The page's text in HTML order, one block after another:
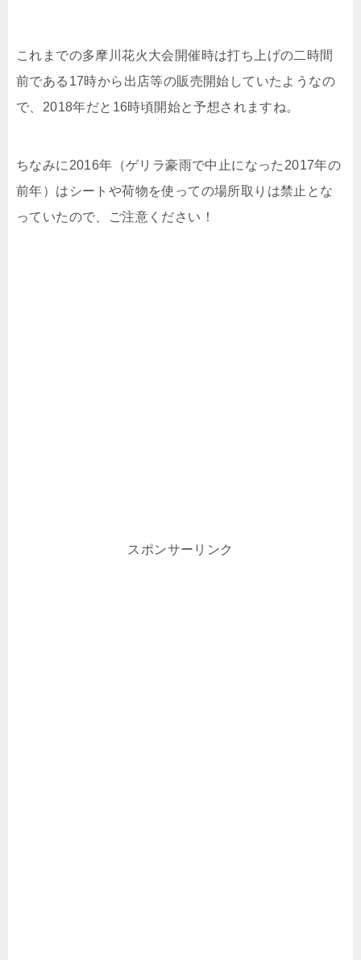
これまでの多摩川花火大会開催時は打ち上げの二時間
前である17時から出店等の販売開始していたようなの
で、2018年だと16時頃開始と予想されますね。
ちなみに2016年（ゲリラ豪雨で中止になった2017年の
前年）はシートや荷物を使っての場所取りは禁止とな
っていたので、ご注意ください！
スポンサーリンク